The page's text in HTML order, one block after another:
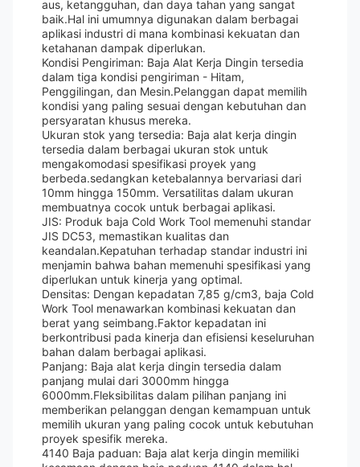
aus, ketangguhan, dan daya tahan yang sangat
baik.Hal ini umumnya digunakan dalam berbagai
aplikasi industri di mana kombinasi kekuatan dan
ketahanan dampak diperlukan.
Kondisi Pengiriman: Baja Alat Kerja Dingin tersedia
dalam tiga kondisi pengiriman - Hitam,
Penggilingan, dan Mesin.Pelanggan dapat memilih
kondisi yang paling sesuai dengan kebutuhan dan
persyaratan khusus mereka.
Ukuran stok yang tersedia: Baja alat kerja dingin
tersedia dalam berbagai ukuran stok untuk
mengakomodasi spesifikasi proyek yang
berbeda.sedangkan ketebalannya bervariasi dari
10mm hingga 150mm. Versatilitas dalam ukuran
membuatnya cocok untuk berbagai aplikasi.
JIS: Produk baja Cold Work Tool memenuhi standar
JIS DC53, memastikan kualitas dan
keandalan.Kepatuhan terhadap standar industri ini
menjamin bahwa bahan memenuhi spesifikasi yang
diperlukan untuk kinerja yang optimal.
Densitas: Dengan kepadatan 7,85 g/cm3, baja Cold
Work Tool menawarkan kombinasi kekuatan dan
berat yang seimbang.Faktor kepadatan ini
berkontribusi pada kinerja dan efisiensi keseluruhan
bahan dalam berbagai aplikasi.
Panjang: Baja alat kerja dingin tersedia dalam
panjang mulai dari 3000mm hingga
6000mm.Fleksibilitas dalam pilihan panjang ini
memberikan pelanggan dengan kemampuan untuk
memilih ukuran yang paling cocok untuk kebutuhan
proyek spesifik mereka.
4140 Baja paduan: Baja alat kerja dingin memiliki